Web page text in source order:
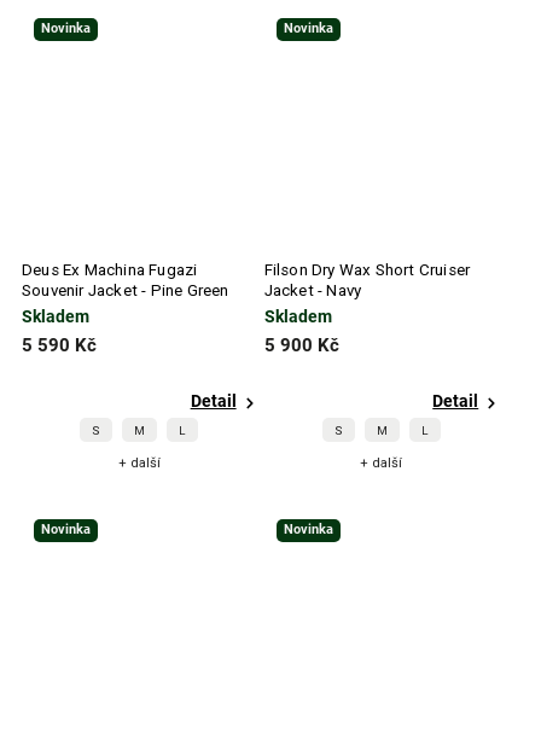
Novinka
Deus Ex Machina Fugazi
Souvenir Jacket - Pine Green
Skladem
5 590 Kč
Detail
S M L
+ další
Novinka
Filson Dry Wax Short Cruiser
Jacket - Navy
Skladem
5 900 Kč
Detail
S M L
+ další
Novinka Novinka